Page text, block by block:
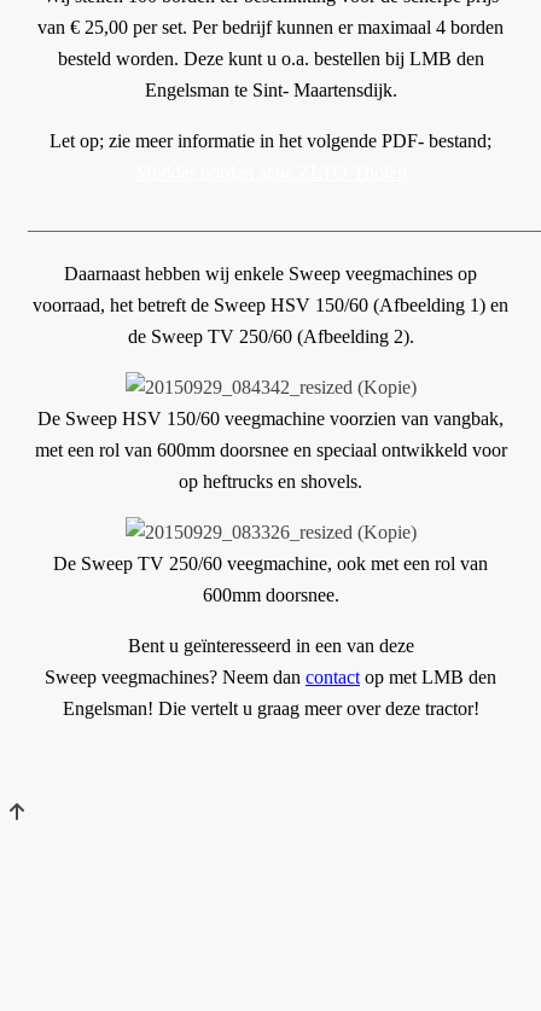
van € 25,00 per set. Per bedrijf kunnen er maximaal 4 borden
besteld worden. Deze kunt u o.a. bestellen bij LMB den
Engelsman te Sint- Maartensdijk.
Let op; zie meer informatie in het volgende PDF- bestand;
Daarnaast hebben wij enkele Sweep veegmachines op
voorraad, het betreft de Sweep HSV 150/60 (Afbeelding 1) en
de Sweep TV 250/60 (Afbeelding 2).
De Sweep HSV 150/60 veegmachine voorzien van vangbak,
met een rol van 600mm doorsnee en speciaal ontwikkeld voor
op heftrucks en shovels.
De Sweep TV 250/60 veegmachine, ook met een rol van
600mm doorsnee.
Bent u geïnteresseerd in een van deze
Sweep veegmachines? Neem dan contact op met LMB den
Engelsman! Die vertelt u graag meer over deze tractor!